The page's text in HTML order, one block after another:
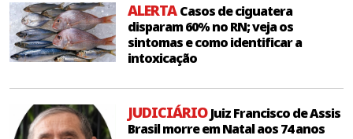
ALERTACasos de ciguatera
disparam 60% no RN; veja os
sintomas e como identificar a
intoxicação
JUDICIÁRIOJuiz Francisco de Assis
Brasil morre em Natal aos 74 anos